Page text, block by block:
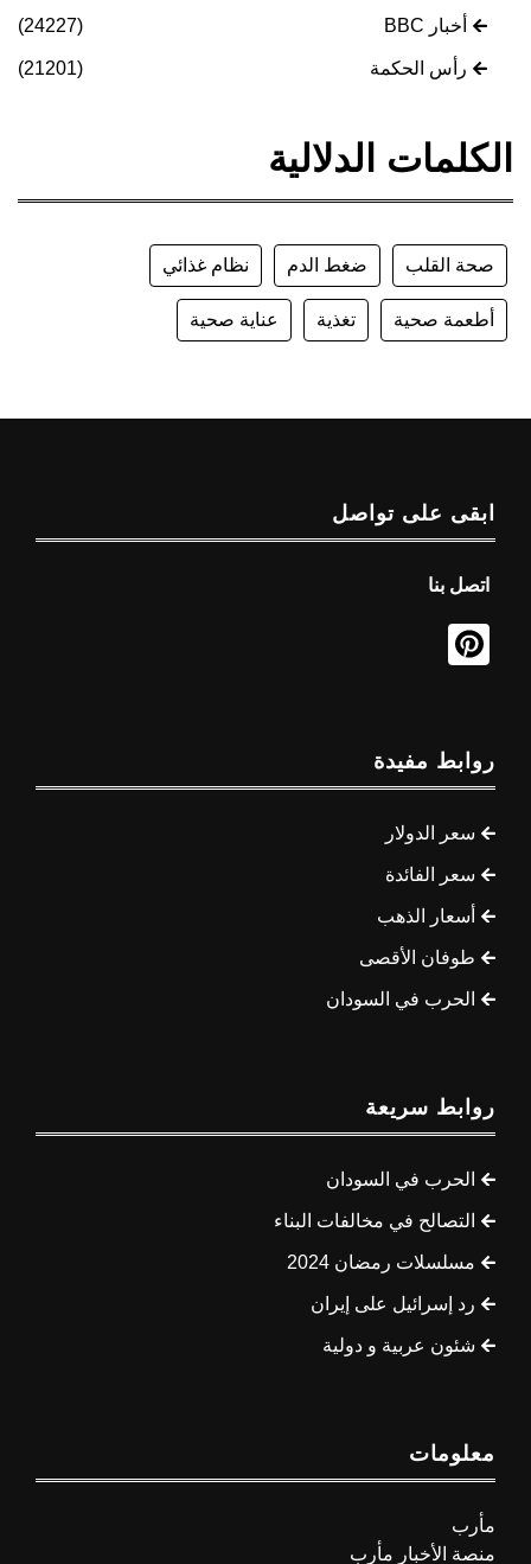
أخبار BBC (24227)
رأس الحكمة (21201)
الكلمات الدلالية
صحة القلب ضغط الدم نظام غذائي
أطعمة صحية تغذية عناية صحية
ابقى على تواصل
اتصل بنا
روابط مفيدة
سعر الدولار
سعر الفائدة
أسعار الذهب
طوفان الأقصى
الحرب في السودان
روابط سريعة
الحرب في السودان
التصالح في مخالفات البناء
مسلسلات رمضان 2024
رد إسرائيل على إيران
شئون عربية و دولية
معلومات
مأرب
منصة الأخبار مأرب